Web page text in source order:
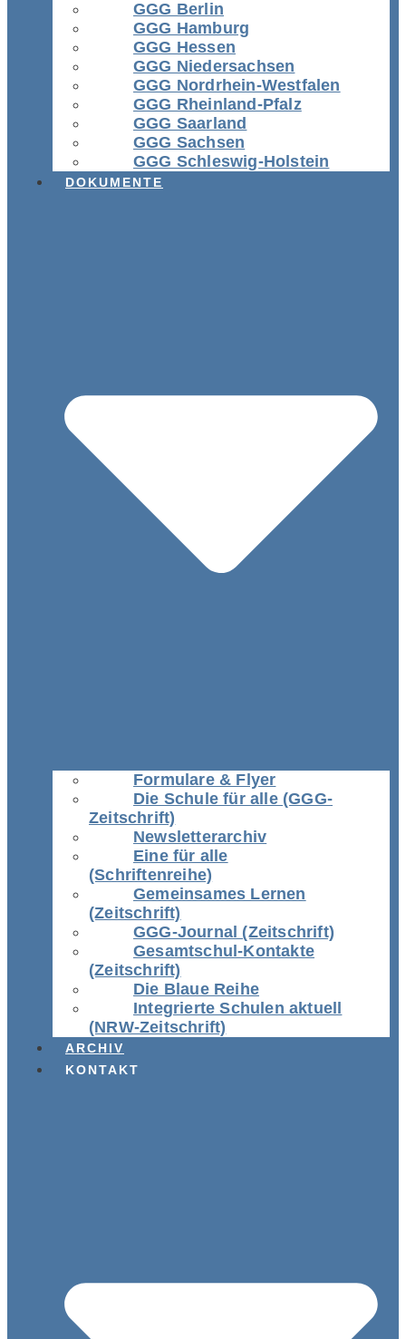
GGG Berlin
GGG Hamburg
GGG Hessen
GGG Niedersachsen
GGG Nordrhein-Westfalen
GGG Rheinland-Pfalz
GGG Saarland
GGG Sachsen
GGG Schleswig-Holstein
DOKUMENTE
Formulare & Flyer
Die Schule für alle (GGG-
Zeitschrift)
Newsletterarchiv
Eine für alle
(Schriftenreihe)
Gemeinsames Lernen
(Zeitschrift)
GGG-Journal (Zeitschrift)
Gesamtschul-Kontakte
(Zeitschrift)
Die Blaue Reihe
Integrierte Schulen aktuell
(NRW-Zeitschrift)
ARCHIV
KONTAKT